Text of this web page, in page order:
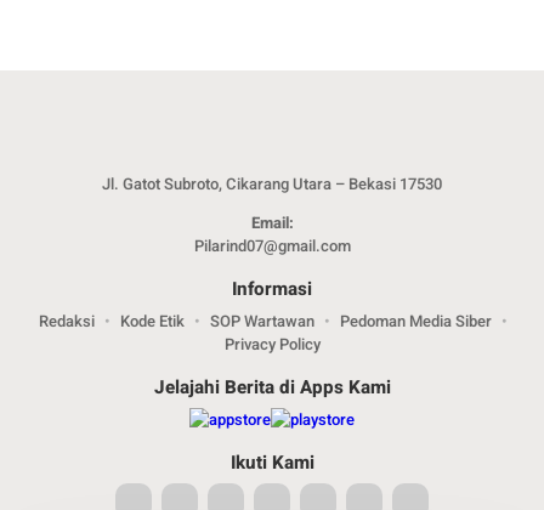
Jl. Gatot Subroto, Cikarang Utara – Bekasi 17530
Email:
Pilarind07@gmail.com
Informasi
Redaksi Kode Etik SOP Wartawan
Pedoman Media Siber
Privacy Policy
Jelajahi Berita di Apps Kami
Ikuti Kami